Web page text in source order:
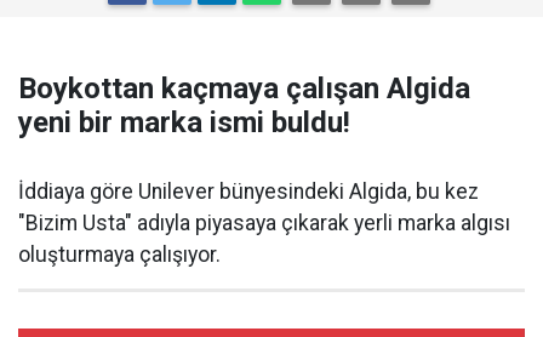
Boykottan kaçmaya çalışan Algida
yeni bir marka ismi buldu!
İddiaya göre Unilever bünyesindeki Algida, bu kez
"Bizim Usta" adıyla piyasaya çıkarak yerli marka algısı
oluşturmaya çalışıyor.